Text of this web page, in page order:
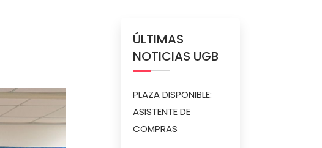
ÚLTIMAS
NOTICIAS UGB
PLAZA DISPONIBLE:
ASISTENTE DE
COMPRAS